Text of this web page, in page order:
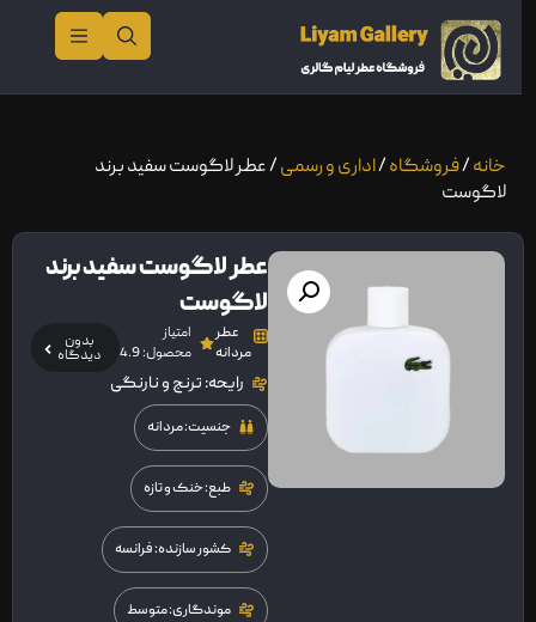
خانه/فروشگاه/اداری و رسمی/ عطر لاگوست سفید برند
لاگوست
عطر لاگوست سفید برند
لاگوست
عطر
مردانه
امتیاز
محصول: 4.9
بدون
دیدگاه
رایحه: ترنج و نارنگی
جنسیت: مردانه
طبع: خنک و تازه
کشور سازنده: فرانسه
موندگاری: متوسط